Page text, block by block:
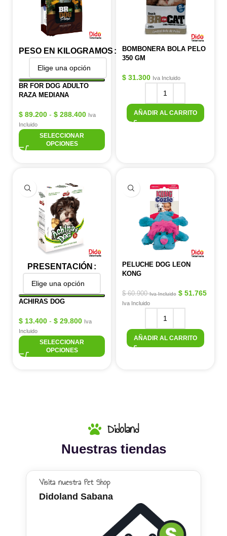
PESO EN KILOGRAMOS
BR FOR DOG ADULTO
RAZA MEDIANA
$ 89.200 - $ 288.400 Iva
Incluido
SELECCIONAR
OPCIONES
BOMBONERA BOLA PELO
350 GM
$ 31.300 Iva Incluido
AÑADIR AL CARRITO
PRESENTACIÓN
ACHIRAS DOG
$ 13.400 - $ 29.800 Iva
Incluido
SELECCIONAR
OPCIONES
PELUCHE DOG LEON
KONG
$60.900 Iva Incluido $ 51.765
Iva Incluido
AÑADIR AL CARRITO
Didoland
Nuestras tiendas
Visita nuestra Pet Shop
Didoland Sabana